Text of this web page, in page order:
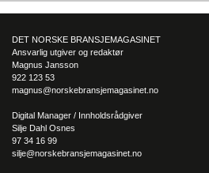
skaper optimisme på tvers av ulike
DET NORSKE BRANSJEMAGASINET
Ansvarlig utgiver og redaktør
Magnus Jansson
922 123 53
magnus@norskebransjemagasinet.no
Digital Manager / Innholdsrådgiver
Silje Dahl Osnes
97 34 16 99
silje@norskebransjemagasinet.no